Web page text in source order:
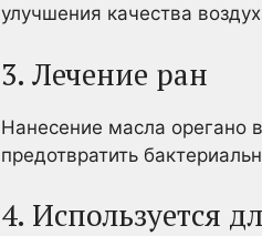
улучшения качества
3. Лечение ран
Нанесение масла орегано
предотвратить
4. Используется